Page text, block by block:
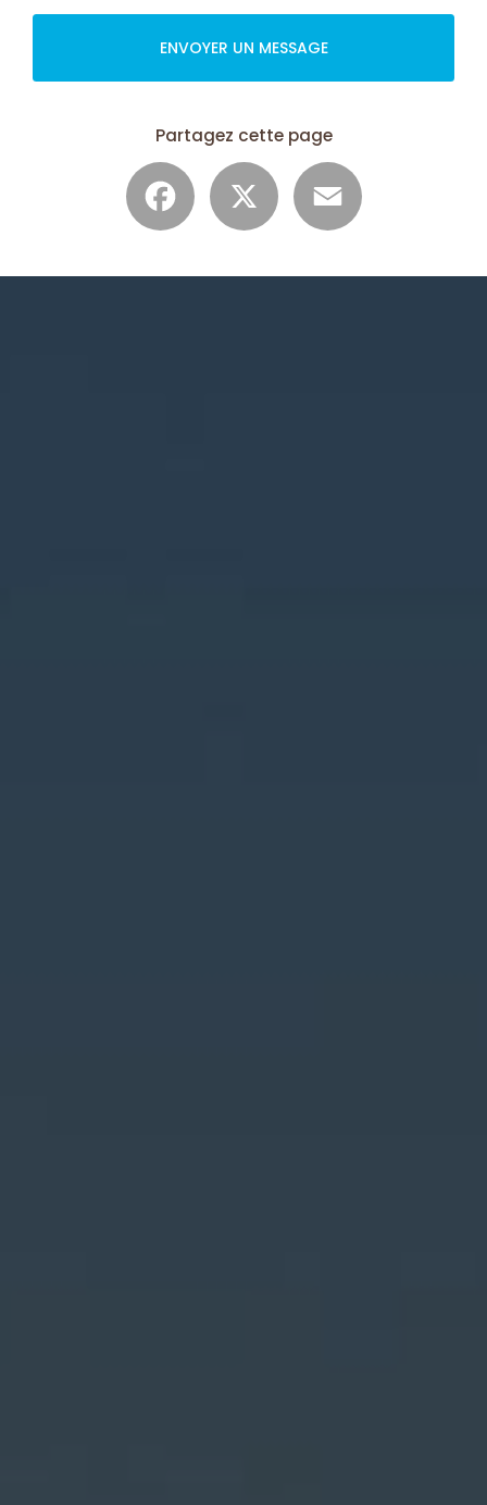
ENVOYER UN MESSAGE
Partagez cette page
Facebook